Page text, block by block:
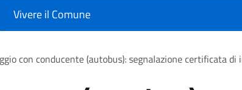
Vivere il Comune
con conducente (autobus): segnalazione certificata